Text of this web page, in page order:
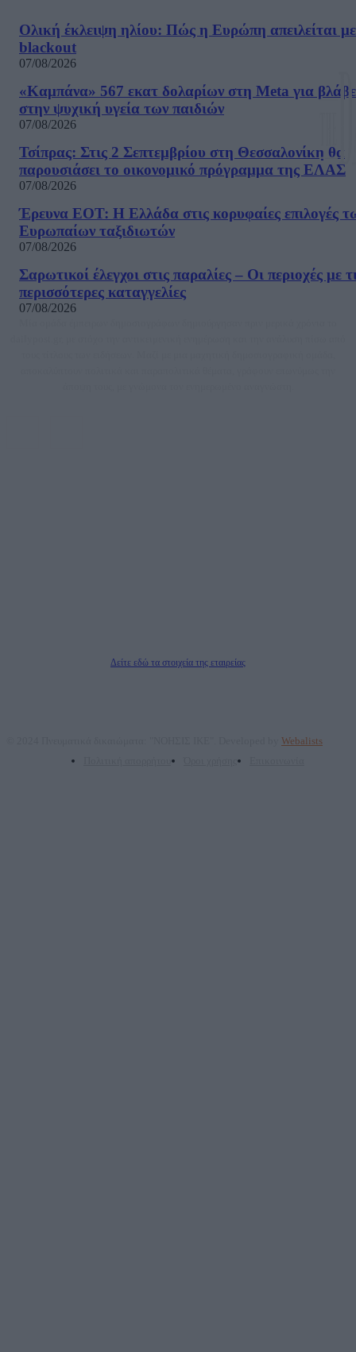
Ολική έκλειψη ηλίου: Πώς η Ευρώπη απειλείται με
blackout
07/08/2026
«Καμπάνα» 567 εκατ δολαρίων στη Meta για
στην ψυχική υγεία των παιδιών
07/08/2026
Τσίπρας: Στις 2 Σεπτεμβρίου στη Θεσσαλονίκη θα
παρουσιάσει το οικονομικό πρόγραμμα της ΕΛΑΣ
07/08/2026
Έρευνα ΕΟΤ: Η Ελλάδα στις κορυφαίες επιλογές
Ευρωπαίων ταξιδιωτών
07/08/2026
Σαρωτικοί έλεγχοι στις παραλίες – Οι περιοχές με
περισσότερες καταγγελίες
07/08/2026
Δείτε εδώ τα στοιχεία της εταιρείας
Webalists